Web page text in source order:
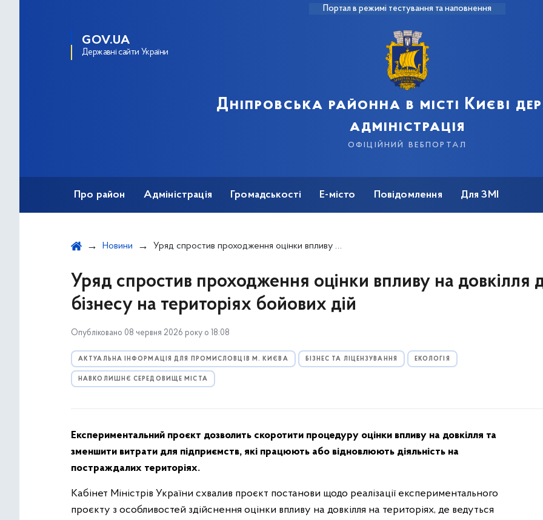
Портал в режимі тестування та наповнення
GOV.UA
Державні сайти України
Дніпровська районна в місті Києві
адміністрація
офіційний вебпортал
Про район Адміністрація Громадськості Е-місто Повідомлення Для ЗМІ
Новини Уряд спростив проходження оцінки впливу на довкілля для бізнесу на територіях бойових дій
Уряд спростив проходження оцінки впливу на довкілля
бізнесу на територіях бойових дій
Опубліковано 08 червня 2026 року о 18:08
АКТУАЛЬНА ІНФОРМАЦІЯ ДЛЯ ПРОМИСЛОВЦІВ М. КИЄВА БІЗНЕС ТА ЛІЦЕНЗУВАННЯ ЕКОЛОГІЯ
НАВКОЛИШНЄ СЕРЕДОВИЩЕ МІСТА
Експериментальний проєкт дозволить скоротити процедуру оцінки впливу на довкілля та
зменшити витрати для підприємств, які працюють або відновлюють діяльність на
постраждалих територіях.
Кабінет Міністрів України схвалив проєкт постанови щодо реалізації експериментального
проєкту з особливостей здійснення оцінки впливу на довкілля на територіях, де ведуться